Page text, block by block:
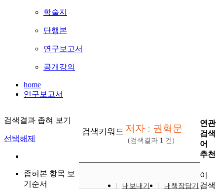
학술지
단행본
연구보고서
공개강의
home
연구보고서
검색결과 좁혀 보기
선택해제
좁혀본 항목 보
기순서
검색키워드 저자 : 권혁문
(검색결과 1 건)
내보내기
내책장담기
연관
검색
어
추천
이
검색